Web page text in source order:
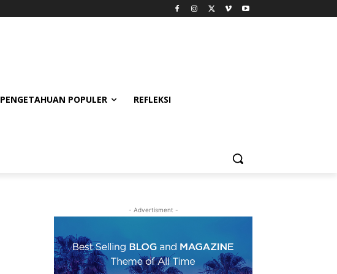
PENGETAHUAN POPULER REFLEKSI
- Advertisment -